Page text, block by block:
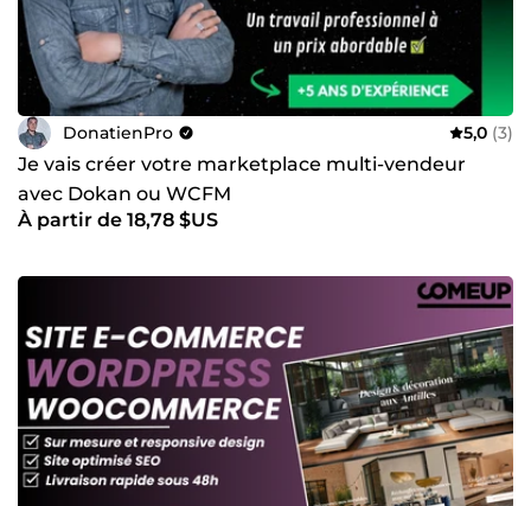
DonatienPro 5,0 (3)
Je vais créer votre marketplace multi-vendeur
avec Dokan ou WCFM
À partir de 18,78 $US